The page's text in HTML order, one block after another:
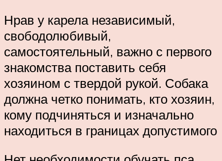
Нрав у карела независимый,
свободолюбивый,
самостоятельный, важно с первого
знакомства поставить себя
хозяином с твердой рукой. Собака
должна четко понимать, кто хозяин,
кому подчиняться и изначально
находиться в границах допустимого